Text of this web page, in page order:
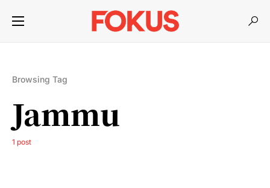
Browsing Tag
Jammu
1 post